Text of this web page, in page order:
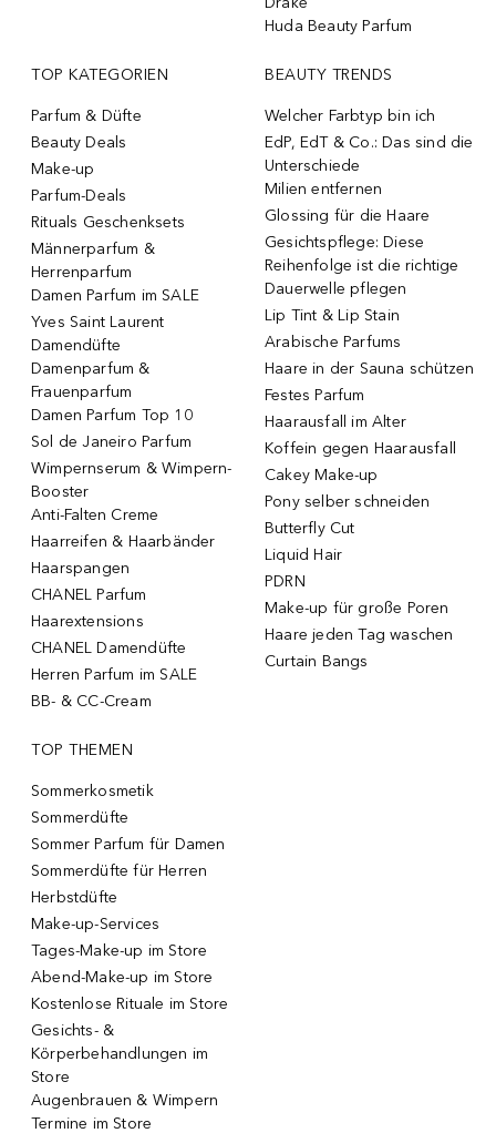
Huda Beauty Parfum
TOP KATEGORIEN
Parfum & Düfte
Beauty Deals
Make-up
Parfum-Deals
Rituals Geschenksets
Männerparfum &
Herrenparfum
Damen Parfum im SALE
Yves Saint Laurent
Damendüfte
Damenparfum &
Frauenparfum
Damen Parfum Top 10
Sol de Janeiro Parfum
Wimpernserum & Wimpern-
Booster
Anti-Falten Creme
Haarreifen & Haarbänder
Haarspangen
CHANEL Parfum
Haarextensions
CHANEL Damendüfte
Herren Parfum im SALE
BB- & CC-Cream
BEAUTY TRENDS
Welcher Farbtyp bin ich
EdP, EdT & Co.: Das sind die
Unterschiede
Milien entfernen
Glossing für die Haare
Gesichtspflege: Diese
Reihenfolge ist die richtige
Dauerwelle pflegen
Lip Tint & Lip Stain
Arabische Parfums
Haare in der Sauna schützen
Festes Parfum
Haarausfall im Alter
Koffein gegen Haarausfall
Cakey Make-up
Pony selber schneiden
Butterfly Cut
Liquid Hair
PDRN
Make-up für große Poren
Haare jeden Tag waschen
Curtain Bangs
TOP THEMEN
Sommerkosmetik
Sommerdüfte
Sommer Parfum für Damen
Sommerdüfte für Herren
Herbstdüfte
Make-up-Services
Tages-Make-up im Store
Abend-Make-up im Store
Kostenlose Rituale im Store
Gesichts- &
Körperbehandlungen im
Store
Augenbrauen & Wimpern
Termine im Store